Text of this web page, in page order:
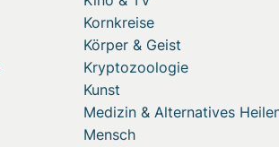
Kornkreise
Körper & Geist
Kryptozoologie
Kunst
Medizin & Alternatives
Mensch